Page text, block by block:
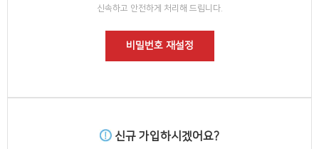
신속하고 안전하게 처리해 드립니다.
비밀번호 재설정
신규 가입하시겠어요?